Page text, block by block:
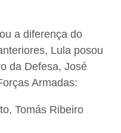
a diferença do
Lula posou
da Defesa, José
Armadas:
Tomás Ribeiro